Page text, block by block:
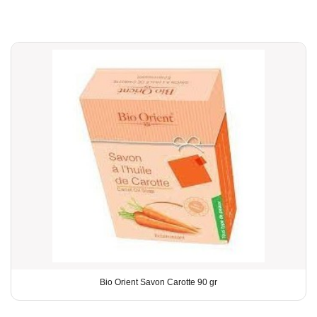
Bio Orient Savon Carotte 90 gr